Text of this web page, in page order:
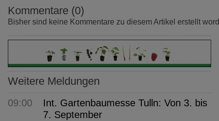
Kommentare (0)
Bisher sind keine Kommentare zu diesem Artikel erstellt
Weitere Meldungen
09:00
Int. Gartenbaumesse Tulln: Von 3. bis
7. September